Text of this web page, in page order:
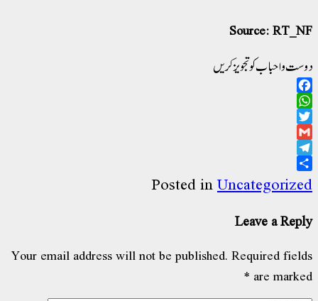
Source:
و احباب کو تجویز کریں
Posted in
Leave a
Your email address will not be published. Required
are
*